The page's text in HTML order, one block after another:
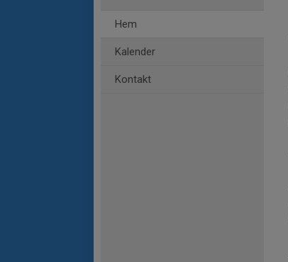
Hem
Kalender
Kontakt